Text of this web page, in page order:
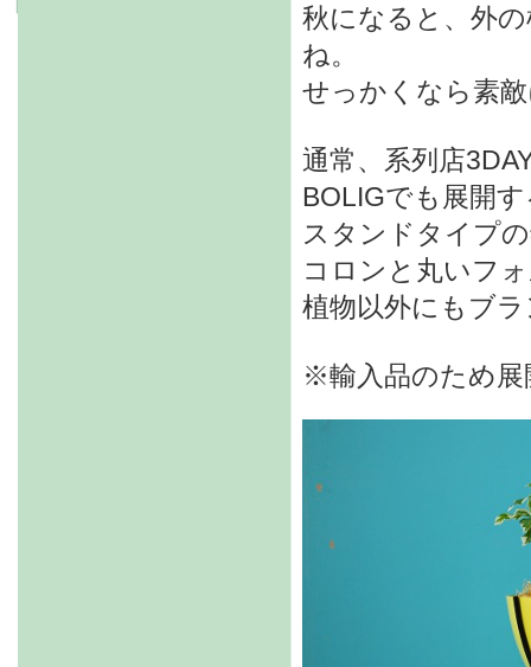
秋になると、外
ね。
せっかくなら素
通常、系列店
BOLIGでも展開
スタンドタイプ
コロンと丸いフ
植物以外にもブ
※輸入品のため展